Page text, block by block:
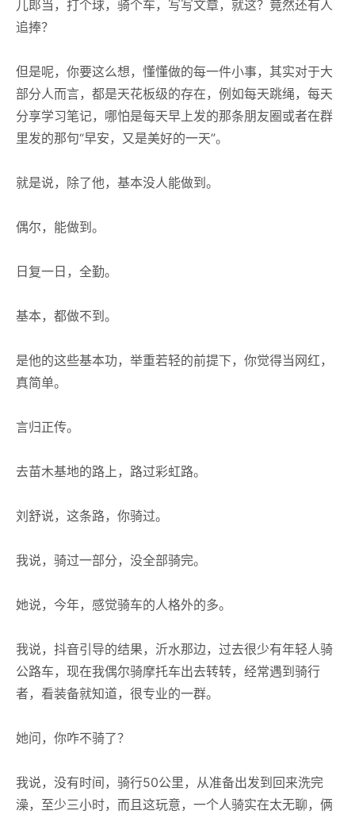
儿郎当，打个球，骑个车，写写文章，就这？竟然还有人
追捧？
但是呢，你要这么想，懂懂做的每一件小事，其实对于大
部分人而言，都是天花板级的存在，例如每天跳绳，每天
分享学习笔记，哪怕是每天早上发的那条朋友圈或者在群
里发的那句“早安，又是美好的一天”。
就是说，除了他，基本没人能做到。
偶尔，能做到。
日复一日，全勤。
基本，都做不到。
是他的这些基本功，举重若轻的前提下，你觉得当网红，
真简单。
言归正传。
去苗木基地的路上，路过彩虹路。
刘舒说，这条路，你骑过。
我说，骑过一部分，没全部骑完。
她说，今年，感觉骑车的人格外的多。
我说，抖音引导的结果，沂水那边，过去很少有年轻人骑
公路车，现在我偶尔骑摩托车出去转转，经常遇到骑行
者，看装备就知道，很专业的一群。
她问，你咋不骑了？
我说，没有时间，骑行50公里，从准备出发到回来洗完
澡，至少三小时，而且这玩意，一个人骑实在太无聊，俩